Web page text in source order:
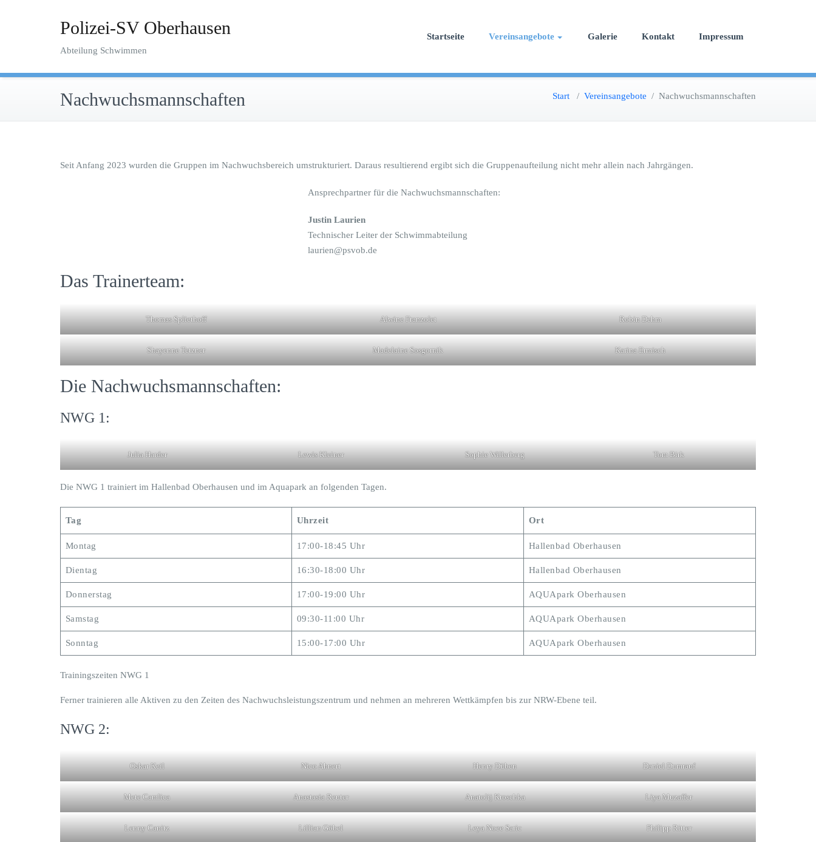
Polizei-SV Oberhausen
Abteilung Schwimmen
Startseite Vereinsangebote Galerie Kontakt Impressum
Nachwuchsmannschaften Start / Vereinsangebote / Nachwuchsmannschaften
Seit Anfang 2023 wurden die Gruppen im Nachwuchsbereich umstrukturiert. Daraus resultierend ergibt sich die Gruppenaufteilung nicht mehr allein nach Jahrgängen.
Ansprechpartner für die Nachwuchsmannschaften:
Justin Laurien
Technischer Leiter der Schwimmabteilung
laurien@psvob.de
Das Trainerteam:
Thomas Spliethoff Alwine Franzolet Robin Dehm
Shayenne Tetzner Madelaine Sosgornik Karina Ermisch
Die Nachwuchsmannschaften:
NWG 1:
Julia Harder Lewis Kleiner Sophie Willerberg Tom Birk
Die NWG 1 trainiert im Hallenbad Oberhausen und im Aquapark an folgenden Tagen.
Tag Uhrzeit Ort
Montag 17:00-18:45 Uhr Hallenbad Oberhausen
Dientag 16:30-18:00 Uhr Hallenbad Oberhausen
Donnerstag 17:00-19:00 Uhr AQUApark Oberhausen
Samstag 09:30-11:00 Uhr AQUApark Oberhausen
Sonntag 15:00-17:00 Uhr AQUApark Oberhausen
Trainingszeiten NWG 1
Ferner trainieren alle Aktiven zu den Zeiten des Nachwuchsleistungszentrum und nehmen an mehreren Wettkämpfen bis zur NRW-Ebene teil.
NWG 2:
Oskar Keil Nico Ahnert Henry Düben Daniel Dumrauf
Mete Camlica Anastasia Reuter Anatolij Kroschka Liya Muzaffer
Lenny Canitz Lillian Göbel Leya Noee Saric Philipp Ritter